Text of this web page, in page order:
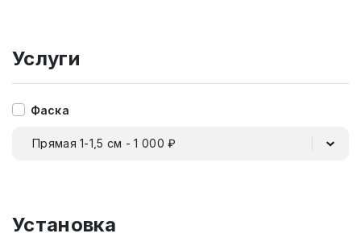
Услуги
Фаска
Прямая 1-1,5 см - 1 000 ₽
Установка